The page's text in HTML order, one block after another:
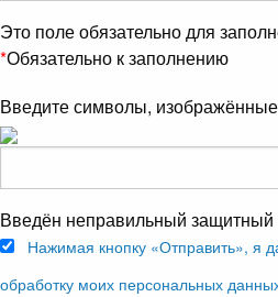
Это поле обязательно для
*Обязательно к заполнению
Введите символы, изображённые
Введён неправильный защитный
Нажимая кнопку «Отправить», я
обработку моих персональных